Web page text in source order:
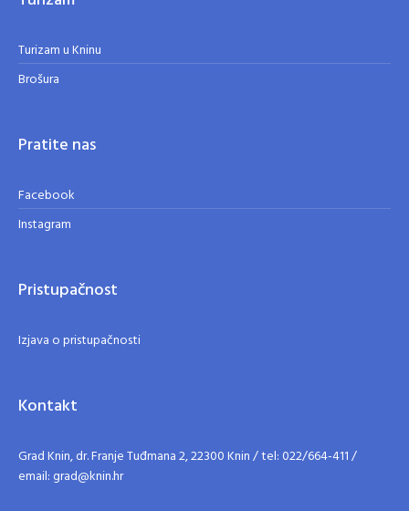
Turizam u Kninu
Brošura
Pratite nas
Facebook
Instagram
Pristupačnost
Izjava o pristupačnosti
Kontakt
Grad Knin, dr. Franje Tuđmana 2, 22300 Knin / tel: 022/664-411 /
email: grad@knin.hr